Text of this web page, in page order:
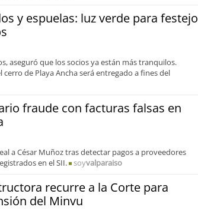
y espuelas: luz verde para festejo
aseguró que los socios ya están más tranquilos.
de Playa Ancha será entregado a fines del
fraude con facturas falsas en
a César Muñoz tras detectar pagos a proveedores
en el SII.
soyvalparaiso
recurre a la Corte para
del Minvu